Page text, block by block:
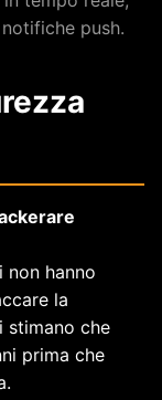
push.
hanno
la
stimano che
prima che